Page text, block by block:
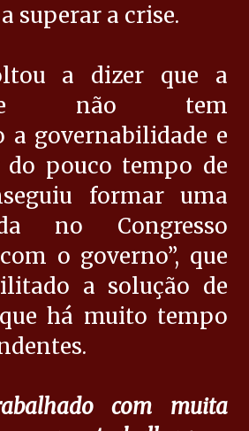
superar a crise.
a dizer que a
não tem
a governabilidade e
do pouco tempo de
formar uma
no Congresso
o governo”, que
a solução de
há muito tempo
com muita